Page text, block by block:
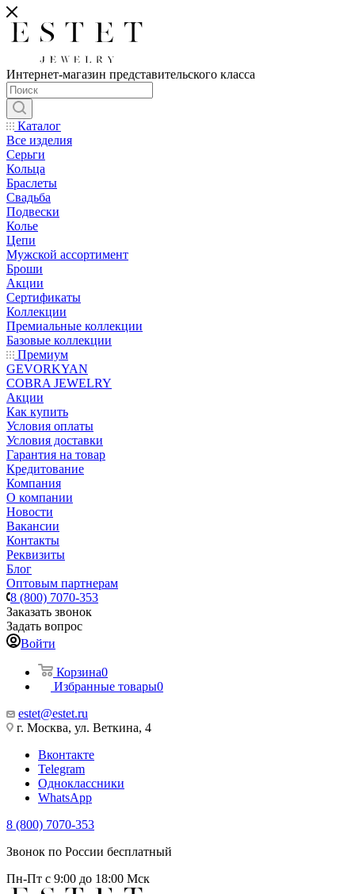
Интернет-магазин представительского класса
Каталог
Все изделия
Серьги
Кольца
Браслеты
Свадьба
Подвески
Колье
Цепи
Мужской ассортимент
Броши
Акции
Сертификаты
Коллекции
Премиальные коллекции
Базовые коллекции
Премиум
GEVORKYAN
COBRA JEWELRY
Акции
Как купить
Условия оплаты
Условия доставки
Гарантия на товар
Кредитование
Компания
О компании
Новости
Вакансии
Контакты
Реквизиты
Блог
Оптовым партнерам
8 (800) 7070-353
Заказать звонок
Задать вопрос
Войти
Корзина0
Избранные товары0
estet@estet.ru
г. Москва, ул. Веткина, 4
Вконтакте
Telegram
Одноклассники
WhatsApp
8 (800) 7070-353
Звонок по России бесплатный
Пн-Пт с 9:00 до 18:00 Мск